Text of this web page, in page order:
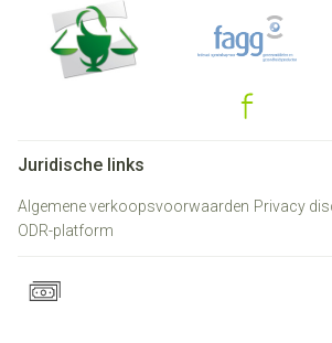
Juridische links
Algemene verkoopsvoorwaarden Privacy
ODR-platform